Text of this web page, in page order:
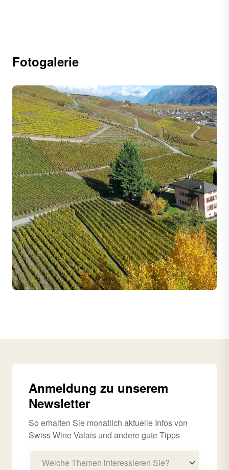
Fotogalerie
Anmeldung zu unserem
Newsletter
So erhalten Sie monatlich aktuelle Infos von
Swiss Wine Valais und andere gute Tipps
Welche Themen interessieren Sie?